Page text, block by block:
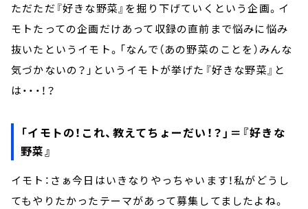
ただただ『好きな野菜』を掘り下げていくという企画。イ
モトたっての企画だけあって収録の直前まで悩みに悩み
抜いたというイモト。「なんで（あの野菜のことを）みんな
気づかないの？」というイモトが挙げた『好きな野菜』と
は・・・！？
「イモトの！これ、教えてちょーだい！？」＝『好きな
野菜』
イモト：さぁ今日はいきなりやっちゃいます！私がどうし
てもやりたかったテーマがあって募集してましたよね。